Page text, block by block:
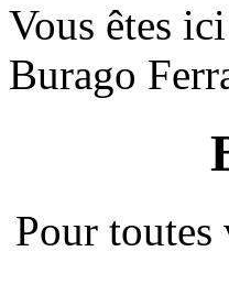
Vous êtes
Burago
Pour toutes